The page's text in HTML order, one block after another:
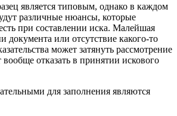
является типовым, однако в каждом
различные нюансы, которые
при составлении иска. Малейшая
документа или отсутствие какого-то
может затянуть рассмотрение
отказать в принятии искового
для заполнения являются